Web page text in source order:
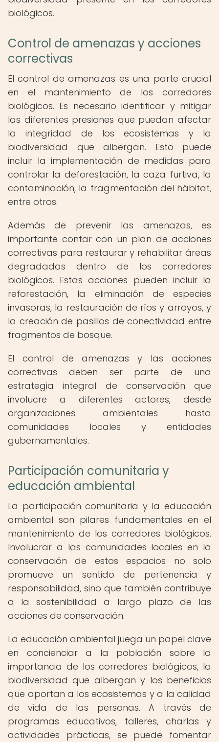
biológicos.
Control de amenazas y acciones
correctivas
El control de amenazas es una parte crucial
en el mantenimiento de los corredores
biológicos. Es necesario identificar y mitigar
las diferentes presiones que puedan afectar
la integridad de los ecosistemas y la
biodiversidad que albergan. Esto puede
incluir la implementación de medidas para
controlar la deforestación, la caza furtiva, la
contaminación, la fragmentación del hábitat,
entre otros.
Además de prevenir las amenazas, es
importante contar con un plan de acciones
correctivas para restaurar y rehabilitar áreas
degradadas dentro de los corredores
biológicos. Estas acciones pueden incluir la
reforestación, la eliminación de especies
invasoras, la restauración de ríos y arroyos, y
la creación de pasillos de conectividad entre
fragmentos de bosque.
El control de amenazas y las acciones
correctivas deben ser parte de una
estrategia integral de conservación que
involucre a diferentes actores, desde
organizaciones ambientales hasta
comunidades locales y entidades
gubernamentales.
Participación comunitaria y
educación ambiental
La participación comunitaria y la educación
ambiental son pilares fundamentales en el
mantenimiento de los corredores biológicos.
Involucrar a las comunidades locales en la
conservación de estos espacios no solo
promueve un sentido de pertenencia y
responsabilidad, sino que también contribuye
a la sostenibilidad a largo plazo de las
acciones de conservación.
La educación ambiental juega un papel clave
en concienciar a la población sobre la
importancia de los corredores biológicos, la
biodiversidad que albergan y los beneficios
que aportan a los ecosistemas y a la calidad
de vida de las personas. A través de
programas educativos, talleres, charlas y
actividades prácticas, se puede fomentar